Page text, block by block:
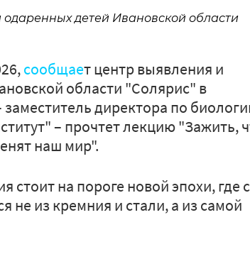
детей Ивановской области
сообщает центр выявления и
области "Солярис" в
директора по
– прочтет лекцию "Зажить,
наш мир".
стоит на пороге новой эпохи, где
не из кремния и стали, а из самой